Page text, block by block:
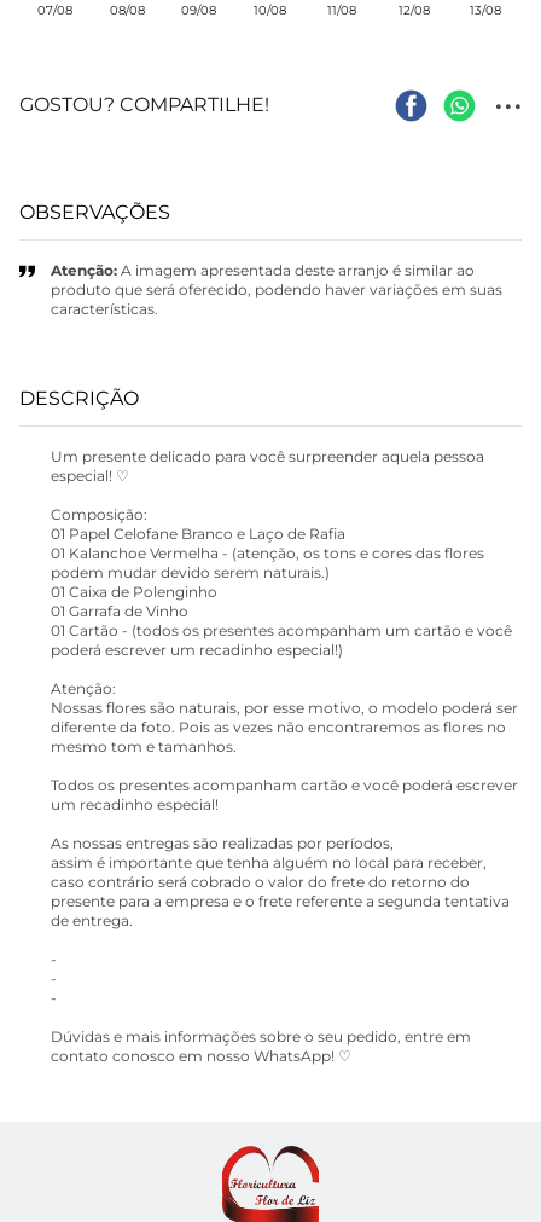
07/08 08/08 09/08 10/08 11/08 12/08 13/08
GOSTOU? COMPARTILHE! ...
OBSERVAÇÕES
Atenção: A imagem apresentada deste arranjo é similar ao
produto que será oferecido, podendo haver variações em suas
características.
DESCRIÇÃO
Um presente delicado para você surpreender aquela pessoa
especial! ♡
Composição:
01 Papel Celofane Branco e Laço de Rafia
01 Kalanchoe Vermelha - (atenção, os tons e cores das flores
podem mudar devido serem naturais.)
01 Caixa de Polenginho
01 Garrafa de Vinho
01 Cartão - (todos os presentes acompanham um cartão e você
poderá escrever um recadinho especial!)
Atenção:
Nossas flores são naturais, por esse motivo, o modelo poderá ser
diferente da foto. Pois as vezes não encontraremos as flores no
mesmo tom e tamanhos.
Todos os presentes acompanham cartão e você poderá escrever
um recadinho especial!
As nossas entregas são realizadas por períodos,
assim é importante que tenha alguém no local para receber,
caso contrário será cobrado o valor do frete do retorno do
presente para a empresa e o frete referente a segunda tentativa
de entrega.
-
-
-
Dúvidas e mais informações sobre o seu pedido, entre em
contato conosco em nosso WhatsApp! ♡